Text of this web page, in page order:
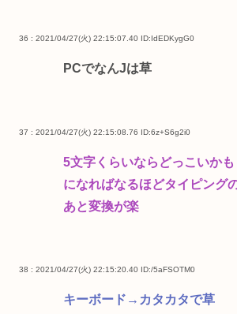
36 : 2021/04/27(火) 22:15:07.40 ID:IdEDKygG0
PCでなんJは草
37 : 2021/04/27(火) 22:15:08.76 ID:6z+S6g2i0
5文字くらいならどっこいか
になればなるほどタイピング
あと変換が楽
38 : 2021/04/27(火) 22:15:20.40 ID:/5aFSOTM0
キーボード→カタカタで草